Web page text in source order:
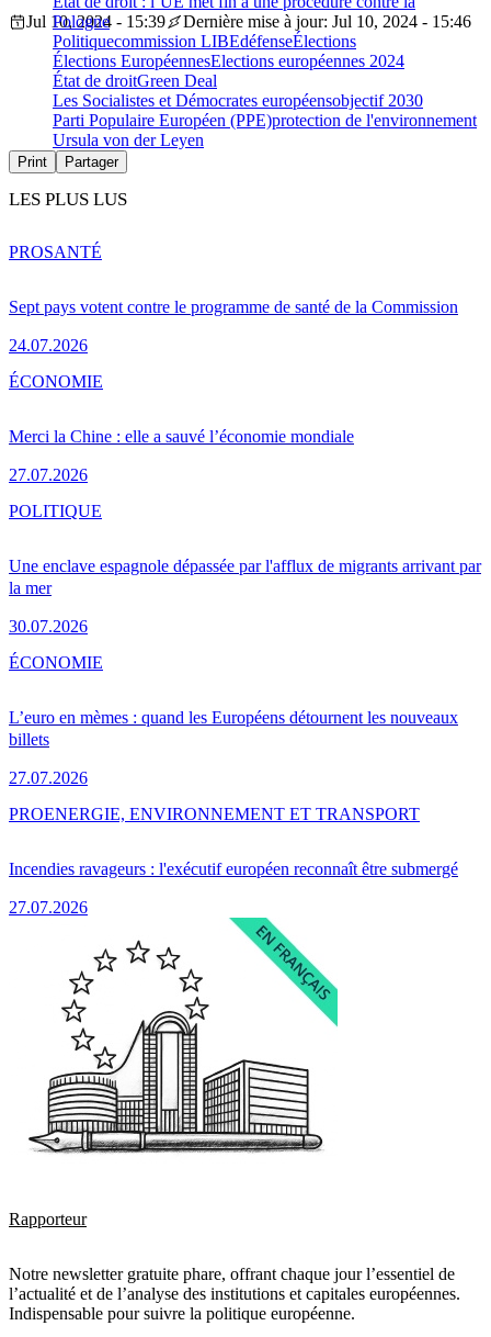
Pologne
Jul 10, 2024 - 15:39
Dernière mise à jour: Jul 10, 2024 - 15:46
Politiquecommission LIBEdéfenseÉlections
Élections EuropéennesElections européennes 2024
État de droitGreen Deal
Les Socialistes et Démocrates européensobjectif 2030
Parti Populaire Européen (PPE)protection de l'environnement
Ursula von der Leyen
Print Partager
LES PLUS LUS
Sept pays votent contre le programme de santé de la Commission
24.07.2026
PROSANTÉ
Merci la Chine : elle a sauvé l’économie mondiale
27.07.2026
ÉCONOMIE
Une enclave espagnole dépassée par l'afflux de migrants arrivant par
la mer
30.07.2026
POLITIQUE
L’euro en mèmes : quand les Européens détournent les nouveaux
billets
27.07.2026
ÉCONOMIE
Incendies ravageurs : l'exécutif européen reconnaît être submergé
27.07.2026
PROENERGIE, ENVIRONNEMENT ET TRANSPORT
Rapporteur
Notre newsletter gratuite phare, offrant chaque jour l’essentiel de
l’actualité et de l’analyse des institutions et capitales européennes.
Indispensable pour suivre la politique européenne.